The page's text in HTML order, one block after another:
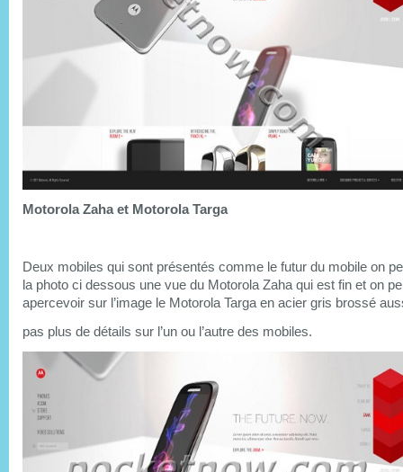
Motorola Zaha et Motorola Targa
Deux mobiles qui sont présentés comme le futur du mobile on
la photo ci dessous une vue du Motorola Zaha qui est fin et on
apercevoir sur l’image le Motorola Targa en acier gris brossé
pas plus de détails sur l’un ou l’autre des mobiles.